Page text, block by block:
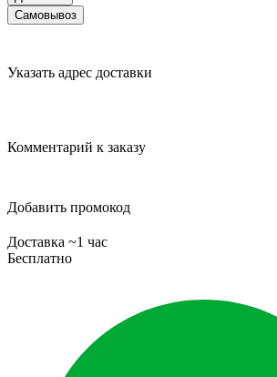
Самовывоз
Указать адрес доставки
Комментарий к заказу
Добавить промокод
Доставка ~1 час
Бесплатно